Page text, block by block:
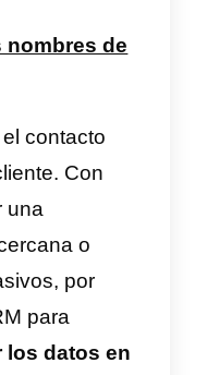
franja. Los
empleados